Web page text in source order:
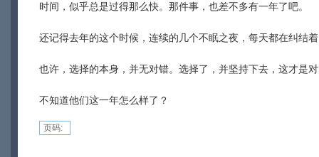
时间，似乎总是过得那么快。那件事，也差不多有一年了吧。
还记得去年的这个时候，连续的几个不眠之夜，每天都在纠结
也许，选择的本身，并无对错。选择了，并坚持下去，这才是
不知道他们这一年怎么样了？
页码: